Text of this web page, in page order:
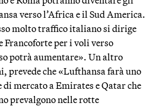
verso l’Africa e il Sud America.
molto traffico italiano si dirige
Francoforte per i voli verso
potrà aumentare». Un altro
prevede che «Lufthansa farà uno
mercato a Emirates e Qatar che
prevalgono nelle rotte